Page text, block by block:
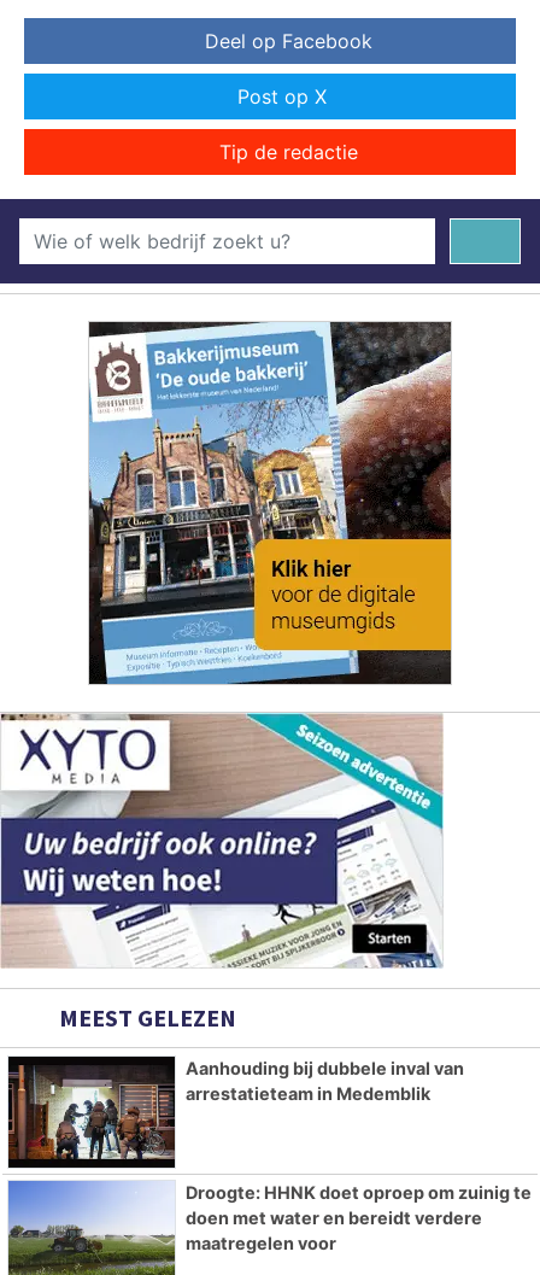
Deel op Facebook
Post op X
Tip de redactie
MEEST GELEZEN
Aanhouding bij dubbele inval van
arrestatieteam in Medemblik
Droogte: HHNK doet oproep om zuinig te
doen met water en bereidt verdere
maatregelen voor